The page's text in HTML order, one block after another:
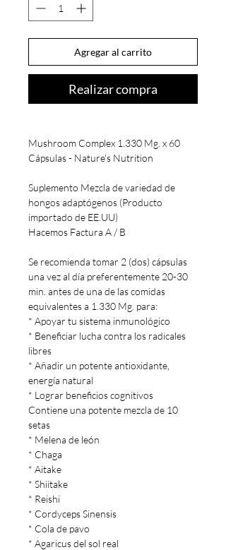
Agregar al carrito
Realizar compra
Mushroom Complex 1.330 Mg. x 60
Cápsulas - Nature's Nutrition
Suplemento Mezcla de variedad de
hongos adaptógenos (Producto
importado de EE.UU)
Hacemos Factura A / B
Se recomienda tomar 2 (dos) cápsulas
una vez al día preferentemente 20-30
min. antes de una de las comidas
equivalentes a 1.330 Mg. para:
* Apoyar tu sistema inmunológico
* Beneficiar lucha contra los radicales
libres
* Añadir un potente antioxidante,
energía natural
* Lograr beneficios cognitivos
Contiene una potente mezcla de 10
setas
* Melena de león
* Chaga
* Aitake
* Shiitake
* Reishi
* Cordyceps Sinensis
* Cola de pavo
* Agaricus del sol real